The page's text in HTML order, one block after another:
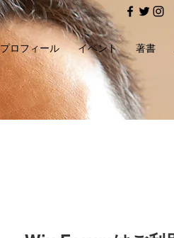
プロフィール イベント 著書